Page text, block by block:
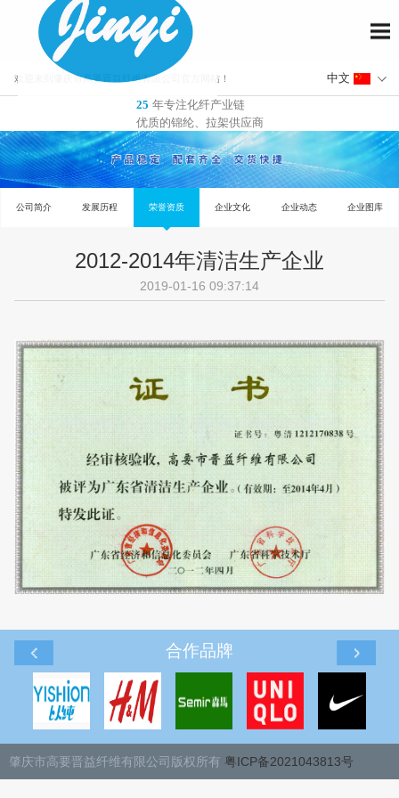
欢迎来到肇庆市高要晋益纤维有限公司官方网站！
25 年专注化纤产业链
优质的锦纶、拉架供应商
发展历程 荣誉资质 企业文化
2012-2014年清洁生产企业
2019-01-16 09:37:14
肇庆市高要晋益纤维有限公司版权所有 粤ICP备2021043813号